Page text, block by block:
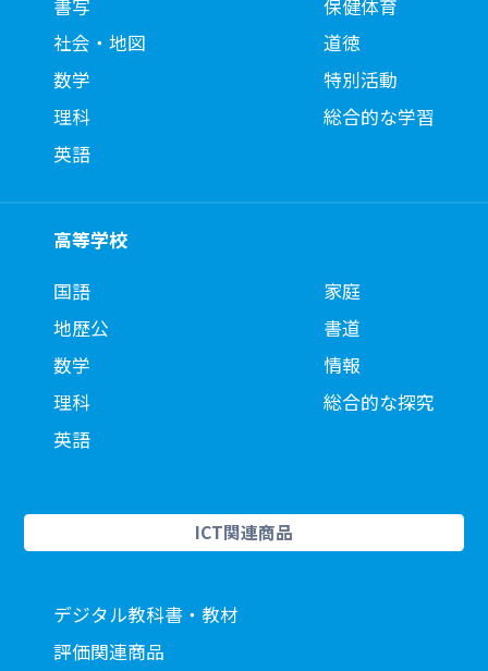
書写
社会・地図
数学
理科
英語
保健体育
道徳
特別活動
総合的な学習
高等学校
国語
地歴公
数学
理科
英語
家庭
書道
情報
総合的な探究
ICT関連商品
デジタル教科書・教材
評価関連商品